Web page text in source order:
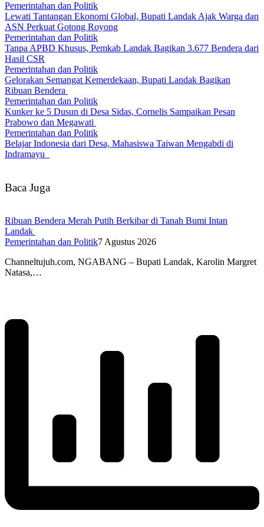
Pemerintahan dan Politik
Lewati Tantangan Ekonomi Global, Bupati Landak Ajak Warga dan
ASN Perkuat Gotong Royong
Pemerintahan dan Politik
Tanpa APBD Khusus, Pemkab Landak Bagikan 3.677 Bendera dari
Hasil CSR
Pemerintahan dan Politik
Gelorakan Semangat Kemerdekaan, Bupati Landak Bagikan
Ribuan Bendera
Pemerintahan dan Politik
Kunker ke 5 Dusun di Desa Sidas, Cornelis Sampaikan Pesan
Prabowo dan Megawati
Pemerintahan dan Politik
Belajar Indonesia dari Desa, Mahasiswa Taiwan Mengabdi di
Indramayu
Baca Juga
Ribuan Bendera Merah Putih Berkibar di Tanah Bumi Intan
Landak
Pemerintahan dan Politik7 Agustus 2026
Channeltujuh.com, NGABANG – Bupati Landak, Karolin Margret
Natasa,…